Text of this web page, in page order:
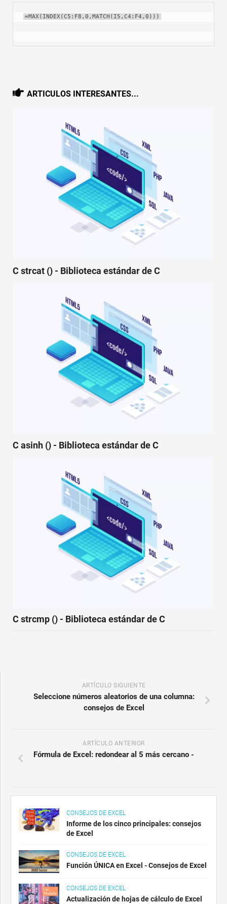
=MAX(INDEX(C5:F8,0,MATCH(I5,C4:F4,0)))
ARTICULOS INTERESANTES...
C strcat () - Biblioteca estándar de C
C asinh () - Biblioteca estándar de C
C strcmp () - Biblioteca estándar de C
ARTÍCULO SIGUIENTE
Seleccione números aleatorios de una columna:
consejos de Excel
ARTÍCULO ANTERIOR
Fórmula de Excel: redondear al 5 más cercano -
CONSEJOS DE EXCEL
Informe de los cinco principales: consejos
de Excel
CONSEJOS DE EXCEL
Función ÚNICA en Excel - Consejos de Excel
CONSEJOS DE EXCEL
Actualización de hojas de cálculo de Excel